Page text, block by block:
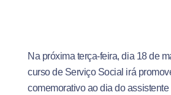
Na próxima terça-feira, dia 18 de
curso de Serviço Social irá
comemorativo ao dia do assistente